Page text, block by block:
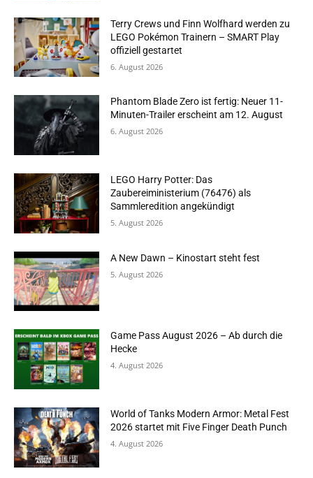
Terry Crews und Finn Wolfhard werden zu
LEGO Pokémon Trainern – SMART Play
offiziell gestartet
6. August 2026
Phantom Blade Zero ist fertig: Neuer 11-
Minuten-Trailer erscheint am 12. August
6. August 2026
LEGO Harry Potter: Das
Zaubereiministerium (76476) als
Sammleredition angekündigt
5. August 2026
A New Dawn – Kinostart steht fest
5. August 2026
Game Pass August 2026 – Ab durch die
Hecke
4. August 2026
World of Tanks Modern Armor: Metal Fest
2026 startet mit Five Finger Death Punch
4. August 2026